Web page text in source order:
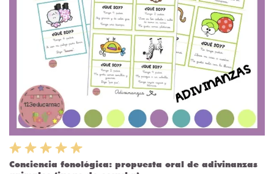
Conciencia fonológica: propuesta oral de adivinanzas